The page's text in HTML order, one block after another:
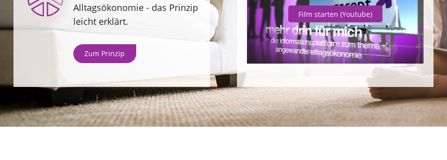
Sparen
Unternehmen
SparpotenzialCheck
Alltagsökonomie - das Prinzip
leicht erklärt.
Zum Prinzip
Sie
Ihr
Thema
Film starten (Youtube)